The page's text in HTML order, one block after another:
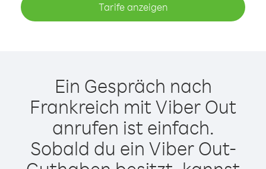
Tarife anzeigen
Ein Gespräch nach
Frankreich mit Viber Out
anrufen ist einfach.
Sobald du ein Viber Out-